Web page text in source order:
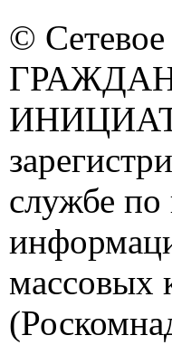
©
службе по
массовых